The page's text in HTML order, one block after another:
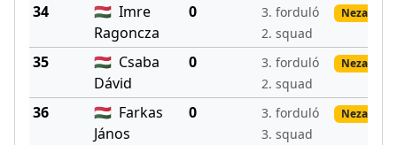
34 🇭🇺 Imre
Ragoncza
0
3. forduló
2. squad
35 🇭🇺 Csaba
Dávid
0
3. forduló
2. squad
36 🇭🇺 Farkas
János
0
3. forduló
3. squad